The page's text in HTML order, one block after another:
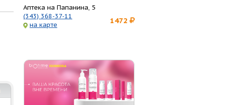
Аптека на Папанина, 5
(343) 368-37-11
на карте
1472